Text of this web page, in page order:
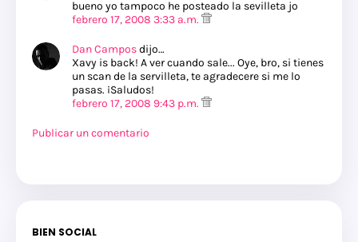
bueno yo tampoco he posteado la sevilleta jo
febrero 17, 2008 3:33 a.m.
Dan Camposdijo…
Xavy is back! A ver cuando sale... Oye, bro, si tienes
un scan de la servilleta, te agradecere si me lo
pasas. ¡Saludos!
febrero 17, 2008 9:43 p.m.
Publicar un comentario
BIEN SOCIAL